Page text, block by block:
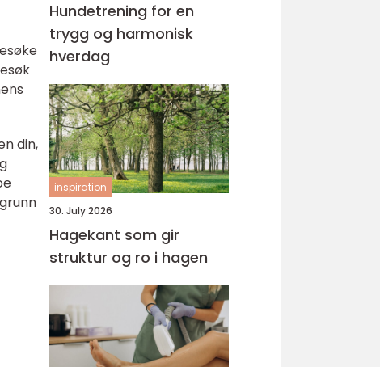
din,
Hundetrening for en
trygg og harmonisk
hverdag
inspiration
30. July 2026
Hagekant som gir
struktur og ro i hagen